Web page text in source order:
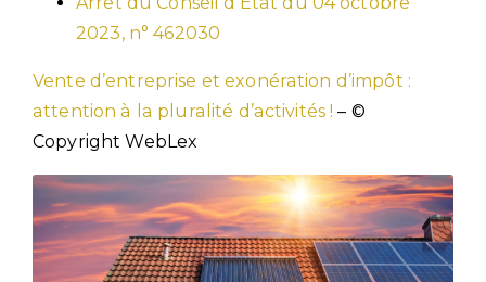
2023, n° 462030
Vente d’entreprise et exonération d’impôt :
attention à la pluralité d’activités ! – ©
Copyright WebLex